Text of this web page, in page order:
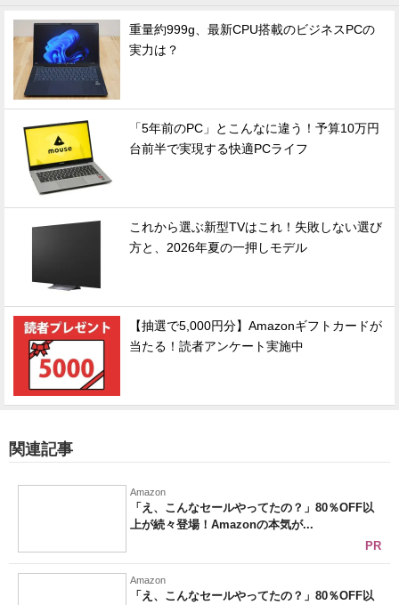
重量約999g、最新CPU搭載のビジネスPCの
実力は？
「5年前のPC」とこんなに違う！予算10万円
台前半で実現する快適PCライフ
これから選ぶ新型TVはこれ！失敗しない選び
方と、2026年夏の一押しモデル
【抽選で5,000円分】Amazonギフトカードが
当たる！読者アンケート実施中
関連記事
Amazon
「え、こんなセールやってたの？」80％OFF以
上が続々登場！Amazonの本気が...
PR
Amazon
「え、こんなセールやってたの？」80％OFF以